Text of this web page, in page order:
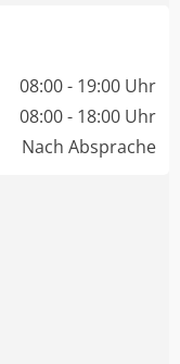
08:00 - 19:00 Uhr
08:00 - 18:00 Uhr
Nach Absprache